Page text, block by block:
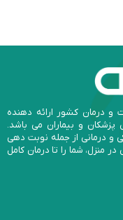
و درمان کشور ارائه دهنده
و بیماران می باشد.
و درمانی از جمله نوبت دهی
منزل، شما را تا درمان کامل